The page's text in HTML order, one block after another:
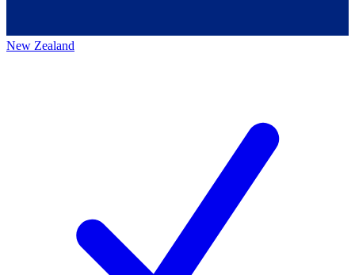
New Zealand